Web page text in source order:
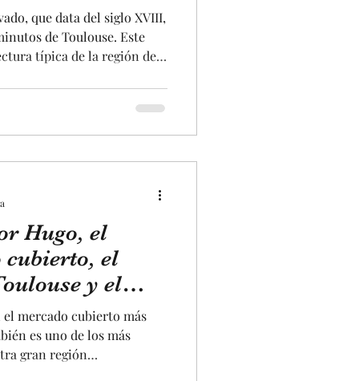
que data del siglo XVIII,
de Toulouse. Este
típica de la región de
parque y, sobre
más grande de Europa,
escape game al aire libre!.
Hugo, el
el
y el
!!!.
mercado cubierto más
es uno de los más
gran región